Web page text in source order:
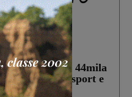
Cities, oltre 44mila
bando per lo sport e